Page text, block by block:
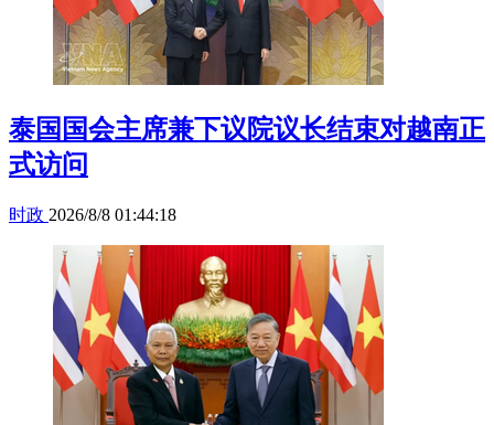
泰国国会主席兼下议院议长结束对越南正
式访问
时政 2026/8/8 01:44:18